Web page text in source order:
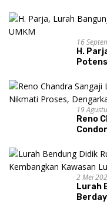
16
H.
19
Reno
dan
2 Mei
Lurah